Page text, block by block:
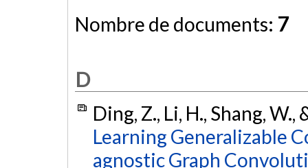
Nombre de documents: 7
D
Ding, Z., Li, H., Shang,
Learning Generalizable
agnostic Graph